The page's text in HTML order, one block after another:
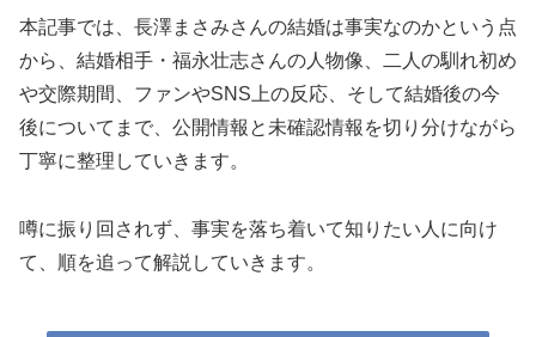
本記事では、長澤まさみさんの結婚は事実なのかという点
から、結婚相手・福永壮志さんの人物像、二人の馴れ初め
や交際期間、ファンやSNS上の反応、そして結婚後の今
後についてまで、公開情報と未確認情報を切り分けながら
丁寧に整理していきます。
噂に振り回されず、事実を落ち着いて知りたい人に向け
て、順を追って解説していきます。